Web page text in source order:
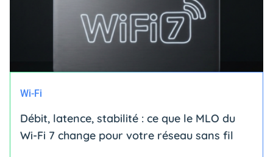
Wi-Fi
Débit, latence, stabilité : ce que le MLO du
Wi-Fi 7 change pour votre réseau sans fil